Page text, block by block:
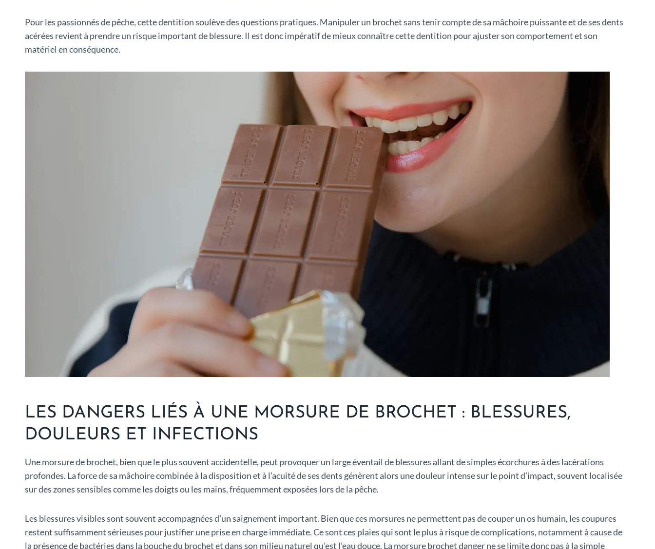
Pour les passionnés de pêche, cette dentition soulève des questions pratiques. Manipuler un brochet sans tenir compte de sa mâchoire puissante et de ses dents
acérées revient à prendre un risque important de blessure. Il est donc impératif de mieux connaître cette dentition pour ajuster son comportement et son
matériel en conséquence.
LES DANGERS LIÉS À UNE MORSURE DE BROCHET : BLESSURES,
DOULEURS ET INFECTIONS
Une morsure de brochet, bien que le plus souvent accidentelle, peut provoquer un large éventail de blessures allant de simples écorchures à des lacérations
profondes. La force de sa mâchoire combinée à la disposition et à l’acuité de ses dents génèrent alors une douleur intense sur le point d’impact, souvent localisée
sur des zones sensibles comme les doigts ou les mains, fréquemment exposées lors de la pêche.
Les blessures visibles sont souvent accompagnées d’un saignement important. Bien que ces morsures ne permettent pas de couper un os humain, les coupures
restent suffisamment sérieuses pour justifier une prise en charge immédiate. Ce sont ces plaies qui sont le plus à risque de complications, notamment à cause de
la présence de bactéries dans la bouche du brochet et dans son milieu naturel qu’est l’eau douce. La morsure brochet danger ne se limite donc pas à la simple